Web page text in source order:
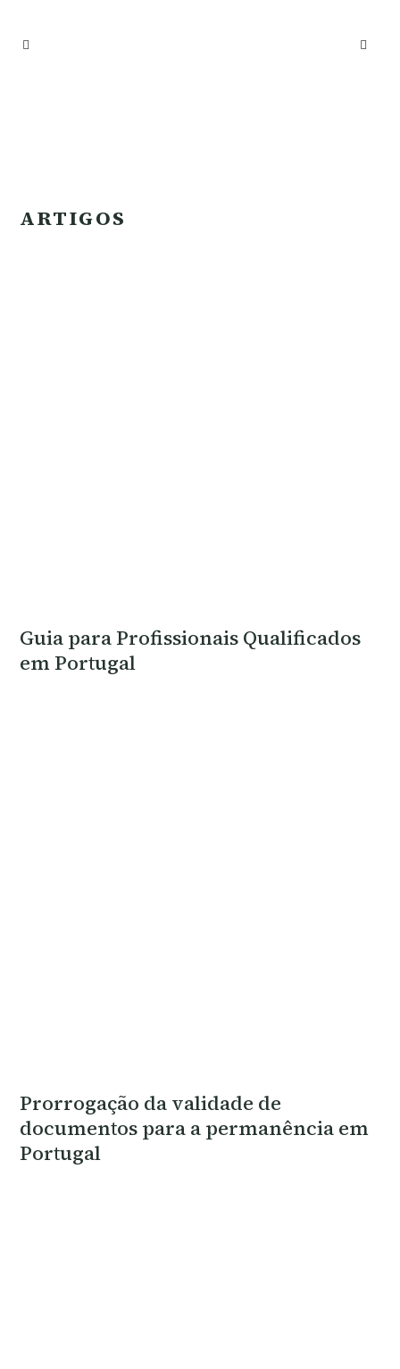
ARTIGOS
Guia para Profissionais Qualificados
em Portugal
Prorrogação da validade de
documentos para a permanência em
Portugal